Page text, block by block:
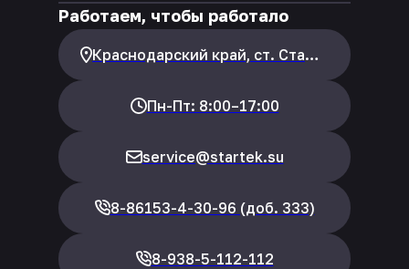
Работаем, чтобы работало
Краснодарский край, ст. Староминская, ул. Заводская, 66В
Пн-Пт: 8:00–17:00
service@startek.su
8-86153-4-30-96 (доб. 333)
8-938-5-112-112